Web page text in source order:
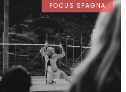
FOCUS SPAGNA